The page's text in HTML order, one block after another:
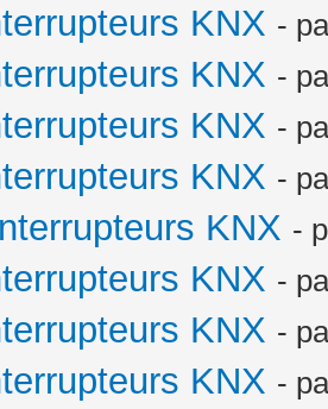
KNX -
KNX -
KNX -
KNX -
KNX -
KNX -
KNX -
KNX -